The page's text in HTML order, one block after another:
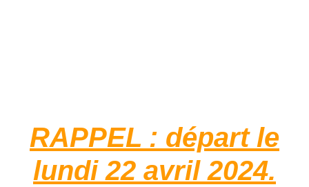
RAPPEL : départ le
lundi 22 avril 2024.